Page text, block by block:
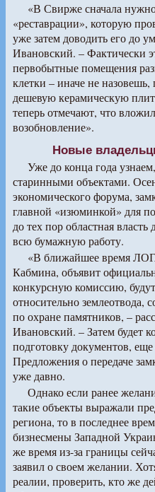
«В Свирже сначала
«реставрации», которую
уже затем доводить его до
Ивановский. – Фактически
первобытные помещения
клетки – иначе не
дешевую керамическую
теперь отмечают, что
возобновление».
Новые
Уже до конца года
старинными объектами.
экономического форума,
главной «изюминкой» для
до тех пор областная
всю бумажную работу.
«В ближайшее время
Кабмина, объявит
конкурсную комиссию,
относительно землеотвода,
по охране памятников, –
Ивановский. – Затем будет
подготовку документов,
Предложения о передаче
уже давно.
Однако если ранее
такие объекты выражали
региона, то в последнее
бизнесмены Западной
же время из-за границы
заявил о своем желании.
реалии, проверить, кто же